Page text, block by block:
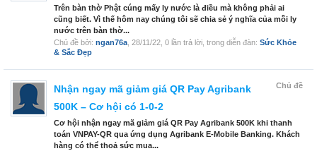
Trên bàn thờ Phật cúng mấy ly nước là điều mà không phải ai
cũng biết. Vì thế hôm nay chúng tôi sẽ chia sẻ ý nghĩa của mỗi ly
nước trên bàn thờ...
Chủ đề bởi: ngan76a 28/11/22 , 0 lần trả lời, trong diễn đàn: Sức Khỏe
& Sắc Đẹp
Chủ đề
Nhận ngay mã giảm giá QR Pay Agribank
500K – Cơ hội có 1-0-2
Cơ hội nhận ngay mã giảm giá QR Pay Agribank 500K khi thanh
toán VNPAY-QR qua ứng dụng Agribank E-Mobile Banking. Khách
hàng có thể thoả sức mua...